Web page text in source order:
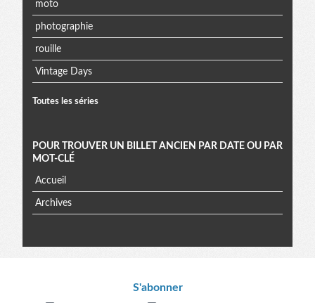
moto
photographie
rouille
Vintage Days
Toutes les séries
POUR TROUVER UN BILLET ANCIEN PAR DATE OU PAR
MOT-CLÉ
Accueil
Archives
S'abonner